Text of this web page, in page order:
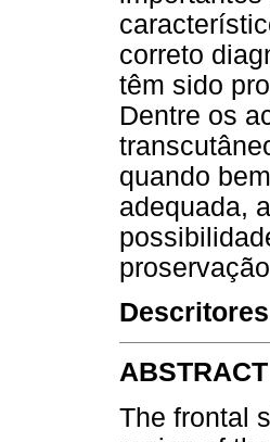
correto
têm sido
Dentre os
quando
adequada,
ABSTRACT
The frontal